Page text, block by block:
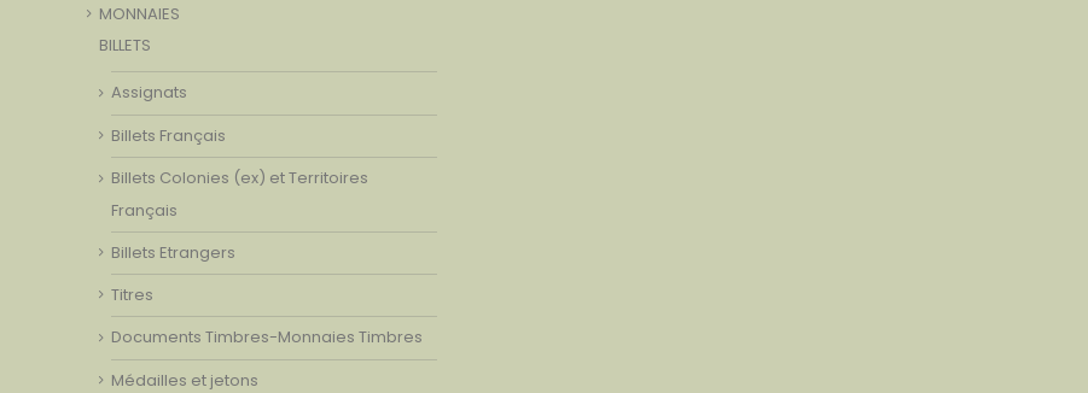
MONNAIES
BILLETS
Assignats
Billets Français
Billets Colonies (ex) et Territoires
Français
Billets Etrangers
Titres
Documents Timbres-Monnaies Timbres
Médailles et jetons